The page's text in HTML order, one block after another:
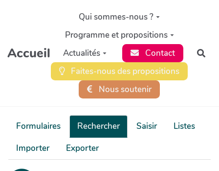
Aller au contenu principal
Accueil
Qui sommes-nous ?
Programme et propositions
Actualités
Contact
Faites-nous des propositions
Nous soutenir
Formulaires Rechercher Saisir
Listes
Importer
Exporter